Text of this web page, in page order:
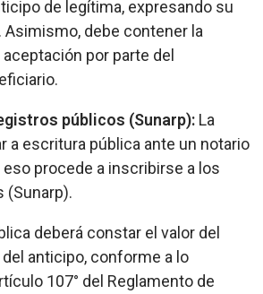
de legítima, expresando su
Asimismo, debe contener la
por parte del
públicos (Sunarp): La
a escritura pública ante un notario
procede a inscribirse a los
(Sunarp).
deberá constar el valor del
anticipo, conforme a lo
107° del Reglamento de